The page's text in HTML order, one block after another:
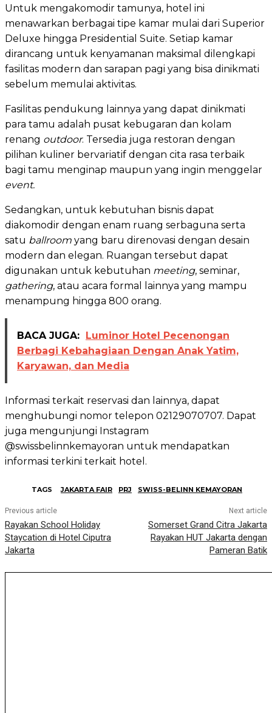
Untuk mengakomodir tamunya, hotel ini
menawarkan berbagai tipe kamar mulai dari Superior
Deluxe hingga Presidential Suite. Setiap kamar
dirancang untuk kenyamanan maksimal dilengkapi
fasilitas modern dan sarapan pagi yang bisa dinikmati
sebelum memulai aktivitas.
Fasilitas pendukung lainnya yang dapat dinikmati
para tamu adalah pusat kebugaran dan kolam
renang outdoor. Tersedia juga restoran dengan
pilihan kuliner bervariatif dengan cita rasa terbaik
bagi tamu menginap maupun yang ingin menggelar
event.
Sedangkan, untuk kebutuhan bisnis dapat
diakomodir dengan enam ruang serbaguna serta
satu ballroom yang baru direnovasi dengan desain
modern dan elegan. Ruangan tersebut dapat
digunakan untuk kebutuhan meeting, seminar,
gathering, atau acara formal lainnya yang mampu
menampung hingga 800 orang.
BACA JUGA: Luminor Hotel Pecenongan
Berbagi Kebahagiaan Dengan Anak Yatim,
Karyawan, dan Media
Informasi terkait reservasi dan lainnya, dapat
menghubungi nomor telepon 02129070707. Dapat
juga mengunjungi Instagram
@swissbelinnkemayoran untuk mendapatkan
informasi terkini terkait hotel.
TAGS JAKARTA FAIR PRJ SWISS-BELINN KEMAYORAN
Previous article
Rayakan School Holiday
Staycation di Hotel Ciputra
Jakarta
Next article
Somerset Grand Citra Jakarta
Rayakan HUT Jakarta dengan
Pameran Batik